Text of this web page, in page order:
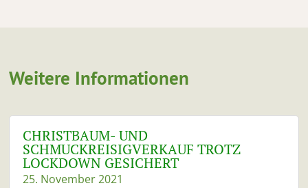
Weitere Informationen
CHRISTBAUM- UND
SCHMUCKREISIGVERKAUF TROTZ
LOCKDOWN GESICHERT
25. November 2021